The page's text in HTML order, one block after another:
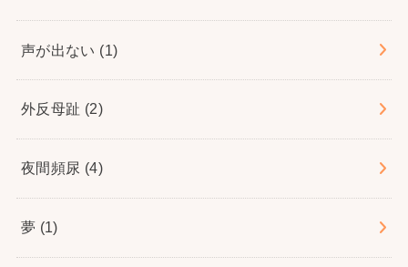
声が出ない (1)
外反母趾 (2)
夜間頻尿 (4)
夢 (1)